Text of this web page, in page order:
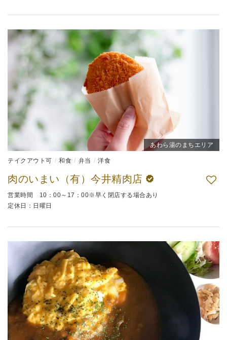
あわら湯のまちエリア
テイクアウト可 和食 弁当 洋食
肉のいまい（有）今井精肉店
営業時間 10：00～17：00※早く閉店する場合あり
定休日：日曜日